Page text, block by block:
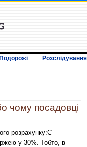
Подорожі Розслідування
чому посадовці
розрахунку:Є
у 30%. Тобто, в